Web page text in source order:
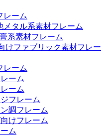
ーム
タル系素材フレーム
系素材フレーム
けファブリック素材フレー
ーム
ーム
ーム
フレーム
調フレーム
けフレーム
ム